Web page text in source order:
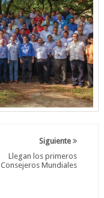
Siguiente
Llegan los primeros
Consejeros Mundiales